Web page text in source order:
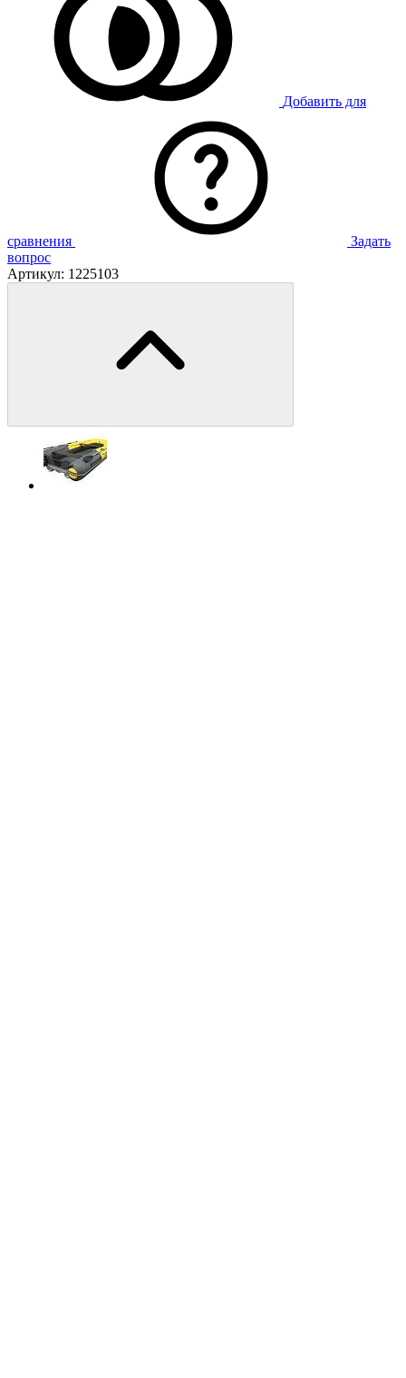
Добавить для
сравнения
Задать
вопрос
Артикул: 1225103